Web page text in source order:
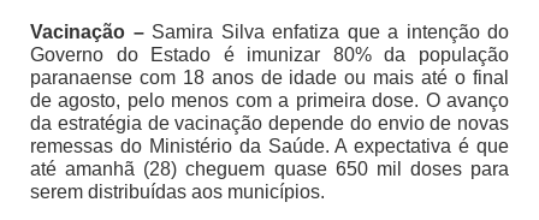
Vacinação –Samira Silva enfatiza que a intenção do
Governo do Estado é imunizar 80% da população
paranaense com 18 anos de idade ou mais até o final
de agosto, pelo menos com a primeira dose. O avanço
da estratégia de vacinação depende do envio de novas
remessas do Ministério da Saúde. A expectativa é que
até amanhã (28) cheguem quase 650 mil doses para
serem distribuídas aos municípios.